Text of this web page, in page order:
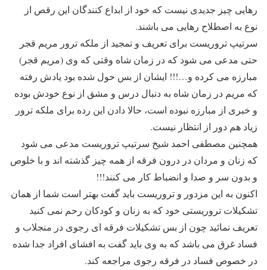
رهایی چیز جدیدی نیست که خود از ابداع کنندگان این رقص از
نوع به اصطلاح رهایی می باشند.
سرتیپ تروریست برای تعریف و تمجید از ملکه ترور مریم قجر
حتی مدعی می شود که در زمان شاه وقتی که وی (مریم قجر)
مبارزه می کرده و…!!! ایشان از بس حول شده بود یادش رفته
که مریم در زمان شاه به دنبال درس و مشق از نوع خودش بوده
و خبری از مبارزه نبوده است، حالا دادن این رده برای ملکه ترور
زیاد هم دور از انتظار نیست.
همچنین مصطفی احمد شیخ سرتیپ تروریست مدعی می شود
که زنان و مردان در درون فرقه از همه چیز گذشته اند و با خلوص
و بدون سر و صدا و انضباط کار می کنند!!!
اکنون به این مزدور و تروریست باید گفت بهتر است شما از همان
تشکیلات تروریستی خود که به زنان و کودکان رحم نمی کنید
تعریف نمائید چون از بس تشکیلات فرقه ای رجوی در منجلاب و
فساد غرق می باشد که به وی باید گفت به افشای افراد جدا شده
در خصوص فساد در فرقه رجوی مراجعه کند.